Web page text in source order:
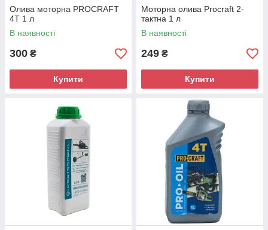
Олива моторна PROCRAFT
4Т 1 л
В наявності
300 ₴
Купити
Моторна олива Procraft 2-
тактна 1 л
В наявності
249 ₴
Купити